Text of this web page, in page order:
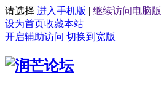
请选择 进入手机版 | 继续访问电脑版
设为首页收藏本站
开启辅助访问 切换到宽版